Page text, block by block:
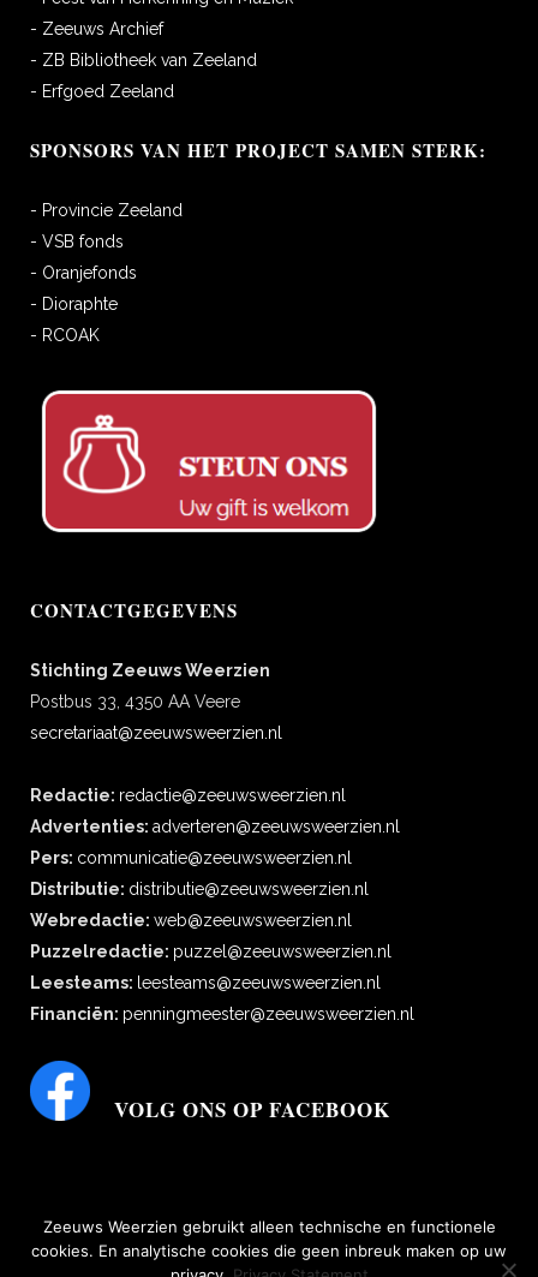
- Zeeuws Archief
- ZB Bibliotheek van Zeeland
- Erfgoed Zeeland
SPONSORS VAN HET PROJECT SAMEN STERK:
- Provincie Zeeland
- VSB fonds
- Oranjefonds
- Dioraphte
- RCOAK
CONTACTGEGEVENS
Stichting Zeeuws Weerzien
Postbus 33, 4350 AA Veere
secretariaat@zeeuwsweerzien.nl
Redactie: redactie@zeeuwsweerzien.nl
Advertenties: adverteren@zeeuwsweerzien.nl
Pers: communicatie@zeeuwsweerzien.nl
Distributie: distributie@zeeuwsweerzien.nl
Webredactie: web@zeeuwsweerzien.nl
Puzzelredactie: puzzel@zeeuwsweerzien.nl
Leesteams: leesteams@zeeuwsweerzien.nl
Financiën: penningmeester@zeeuwsweerzien.nl
VOLG ONS OP FACEBOOK
Zeeuws Weerzien gebruikt alleen technische en functionele
cookies. En analytische cookies die geen inbreuk maken op uw